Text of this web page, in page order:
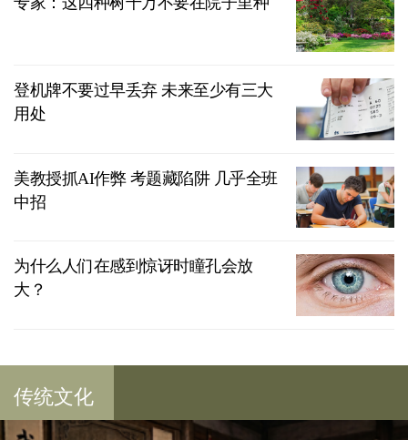
登机牌不要过早丢弃 未来至少有三大
用处
美教授抓AI作弊 考题藏陷阱 几乎全班
中招
为什么人们在感到惊讶时瞳孔会放
大？
传统文化